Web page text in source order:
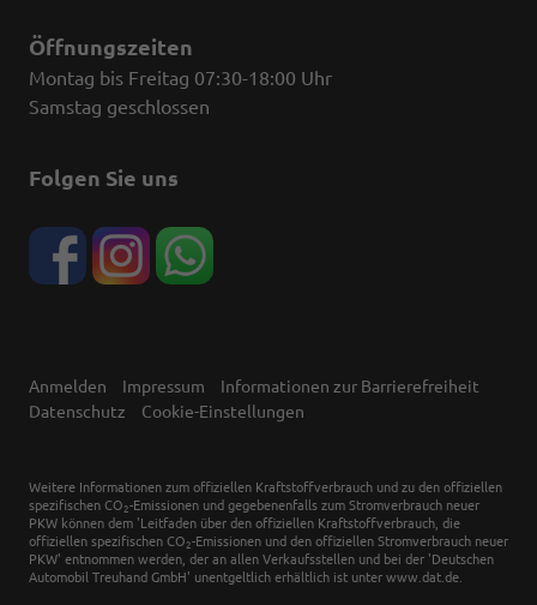
Öffnungszeiten
Montag bis Freitag 07:30-18:00 Uhr
Samstag geschlossen
Folgen Sie uns
Anmelden Impressum
Informationen zur Barrierefreiheit
Datenschutz
Cookie-Einstellungen
Weitere Informationen zum offiziellen Kraftstoffverbrauch und zu den offiziellen
spezifischen CO 2-Emissionen und gegebenenfalls zum Stromverbrauch neuer
PKW können dem 'Leitfaden über den offiziellen Kraftstoffverbrauch, die
offiziellen spezifischen CO 2-Emissionen und den offiziellen Stromverbrauch neuer
PKW' entnommen werden, der an allen Verkaufsstellen und bei der 'Deutschen
Automobil Treuhand GmbH' unentgeltlich erhältlich ist unter www.dat.de.